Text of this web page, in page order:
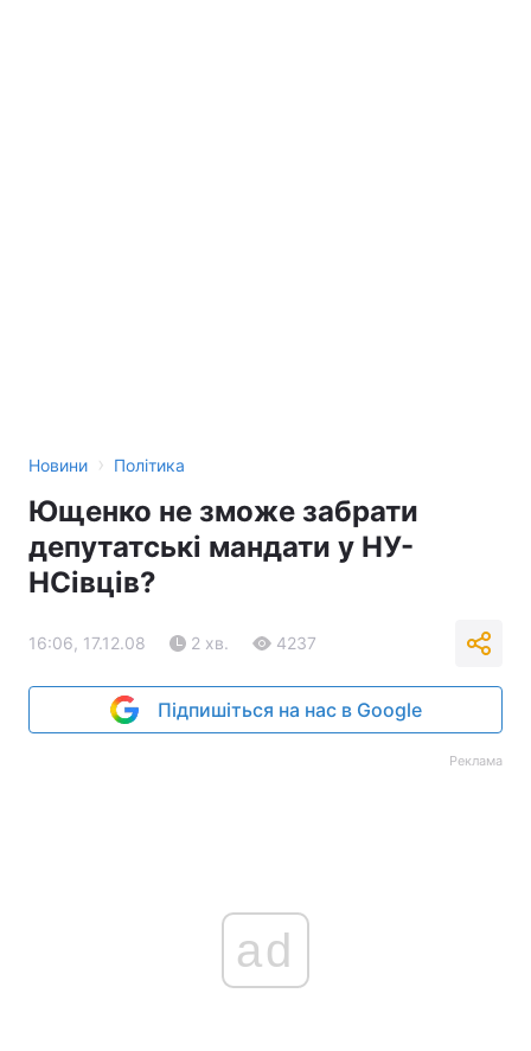
Новини › Політика
Ющенко не зможе забрати
депутатські мандати у НУ-
НСівців?
16:06, 17.12.08 2 хв. 4237
Підпишіться на нас в Google
Реклама
ad